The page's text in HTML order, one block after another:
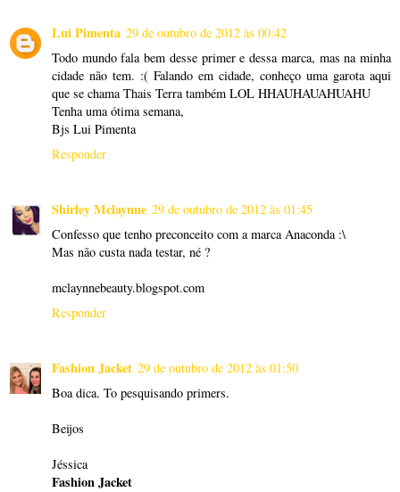
Lui Pimenta 29 de outubro de 2012 às 00:42
Todo mundo fala bem desse primer e dessa marca, mas na minha
cidade não tem. :( Falando em cidade, conheço uma garota aqui
que se chama Thais Terra também LOL HHAUHAUAHUAHU
Tenha uma ótima semana,
Bjs Lui Pimenta
Responder
Shirley Mclaynne 29 de outubro de 2012 às 01:45
Confesso que tenho preconceito com a marca Anaconda :\
Mas não custa nada testar, né ?
mclaynnebeauty.blogspot.com
Responder
Fashion Jacket 29 de outubro de 2012 às 01:50
Boa dica. To pesquisando primers.
Beijos
Jéssica
Fashion Jacket